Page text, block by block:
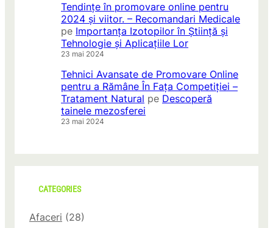
Tendințe în promovare online pentru
2024 și viitor. – Recomandari Medicale
pe Importanța Izotopilor în Știință și
Tehnologie și Aplicațiile Lor
23 mai 2024
Tehnici Avansate de Promovare Online
pentru a Rămâne În Fața Competiției –
Tratament Natural pe Descoperă
tainele mezosferei
23 mai 2024
CATEGORIES
Afaceri (28)